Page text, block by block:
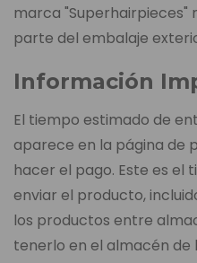
marca "Superhairpieces"
parte del embalaje
Información
El tiempo estimado de
aparece en la página de
hacer el pago. Este es el
enviar el producto,
los productos entre
tenerlo en el almacén de